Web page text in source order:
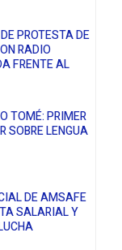
PROTESTA DE
RADIO
FRENTE AL
TOMÉ: PRIMER
SOBRE LENGUA
DE AMSAFE
SALARIAL Y